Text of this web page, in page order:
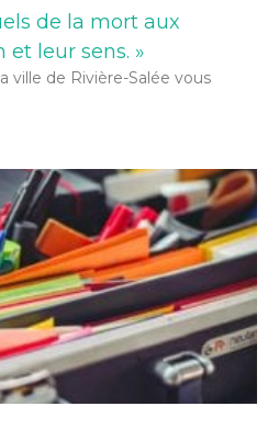
de la mort aux
leur sens. »
ville de Rivière-Salée vous